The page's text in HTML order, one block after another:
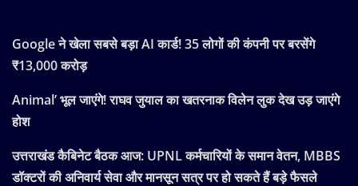
Google ने खेला सबसे बड़ा AI कार्ड! 35 लोगों की कंपनी पर बरसेंगे
₹13,000 करोड़
Animal’ भूल जाएंगे! राघव जुयाल का खतरनाक विलेन लुक देख उड़ जाएंगे
होश
उत्तराखंड कैबिनेट बैठक आज: UPNL कर्मचारियों के समान वेतन, MBBS
डॉक्टरों की अनिवार्य सेवा और मानसून सत्र पर हो सकते हैं बड़े फैसले